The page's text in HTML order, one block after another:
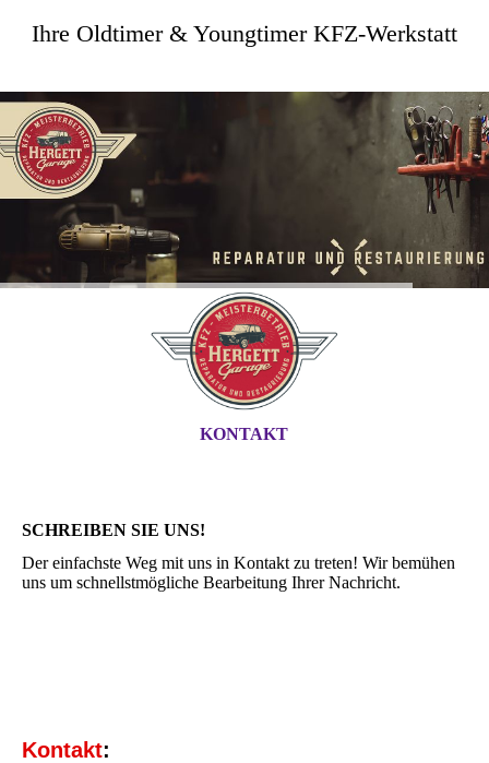
Ihre Oldtimer & Youngtimer KFZ-Werkstatt
KONTAKT
SCHREIBEN SIE UNS!
Der einfachste Weg mit uns in Kontakt zu treten! Wir bemühen
uns um schnellstmögliche Bearbeitung Ihrer Nachricht.
Kontakt: